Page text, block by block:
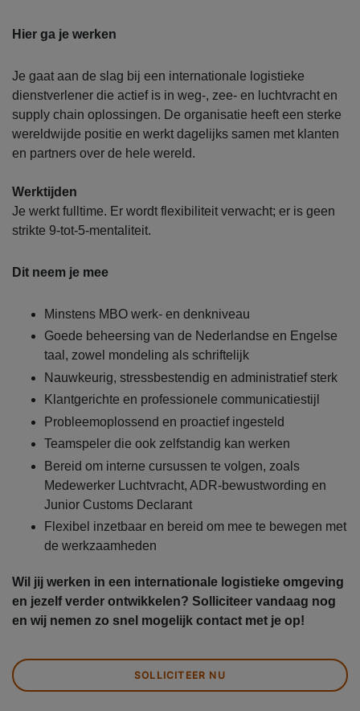
Hier ga je werken
Je gaat aan de slag bij een internationale logistieke
dienstverlener die actief is in weg-, zee- en luchtvracht en
supply chain oplossingen. De organisatie heeft een sterke
wereldwijde positie en werkt dagelijks samen met klanten
en partners over de hele wereld.
Werktijden
Je werkt fulltime. Er wordt flexibiliteit verwacht; er is geen
strikte 9-tot-5-mentaliteit.
Dit neem je mee
Minstens MBO werk- en denkniveau
Goede beheersing van de Nederlandse en Engelse
taal, zowel mondeling als schriftelijk
Nauwkeurig, stressbestendig en administratief sterk
Klantgerichte en professionele communicatiestijl
Probleemoplossend en proactief ingesteld
Teamspeler die ook zelfstandig kan werken
Bereid om interne cursussen te volgen, zoals
Medewerker Luchtvracht, ADR-bewustwording en
Junior Customs Declarant
Flexibel inzetbaar en bereid om mee te bewegen met
de werkzaamheden
Wil jij werken in een internationale logistieke omgeving
en jezelf verder ontwikkelen? Solliciteer vandaag nog
en wij nemen zo snel mogelijk contact met je op!
SOLLICITEER NU